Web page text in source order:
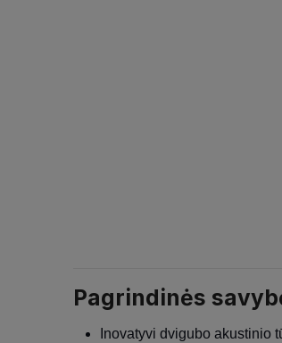
Pagrindinės
Inovatyvi dvigubo akustinio